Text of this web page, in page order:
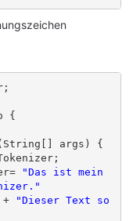
{
args) {
"Das ist mein
				+
"Dieser Text so